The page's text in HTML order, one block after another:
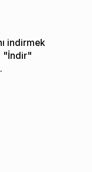
indirmek
"İndir"